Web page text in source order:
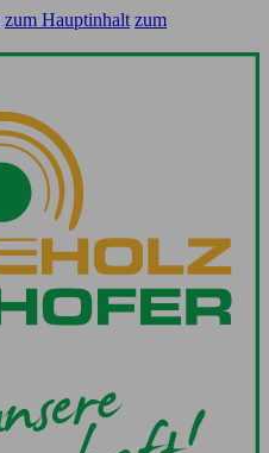
zum Hauptinhalt zum